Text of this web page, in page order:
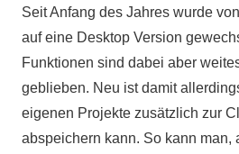
Seit Anfang des Jahres wurde
auf eine Desktop Version
Funktionen sind dabei aber
geblieben. Neu ist damit
eigenen Projekte zusätzlich zur
abspeichern kann. So kann man,